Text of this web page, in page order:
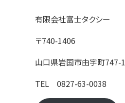
有限会社富士タクシー
〒740-1406
山口県岩国市由宇町747-1
TEL 0827-63-0038